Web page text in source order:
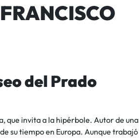
del Prado
que invita a la hipérbole. Autor de una
su tiempo en Europa. Aunque trabajó